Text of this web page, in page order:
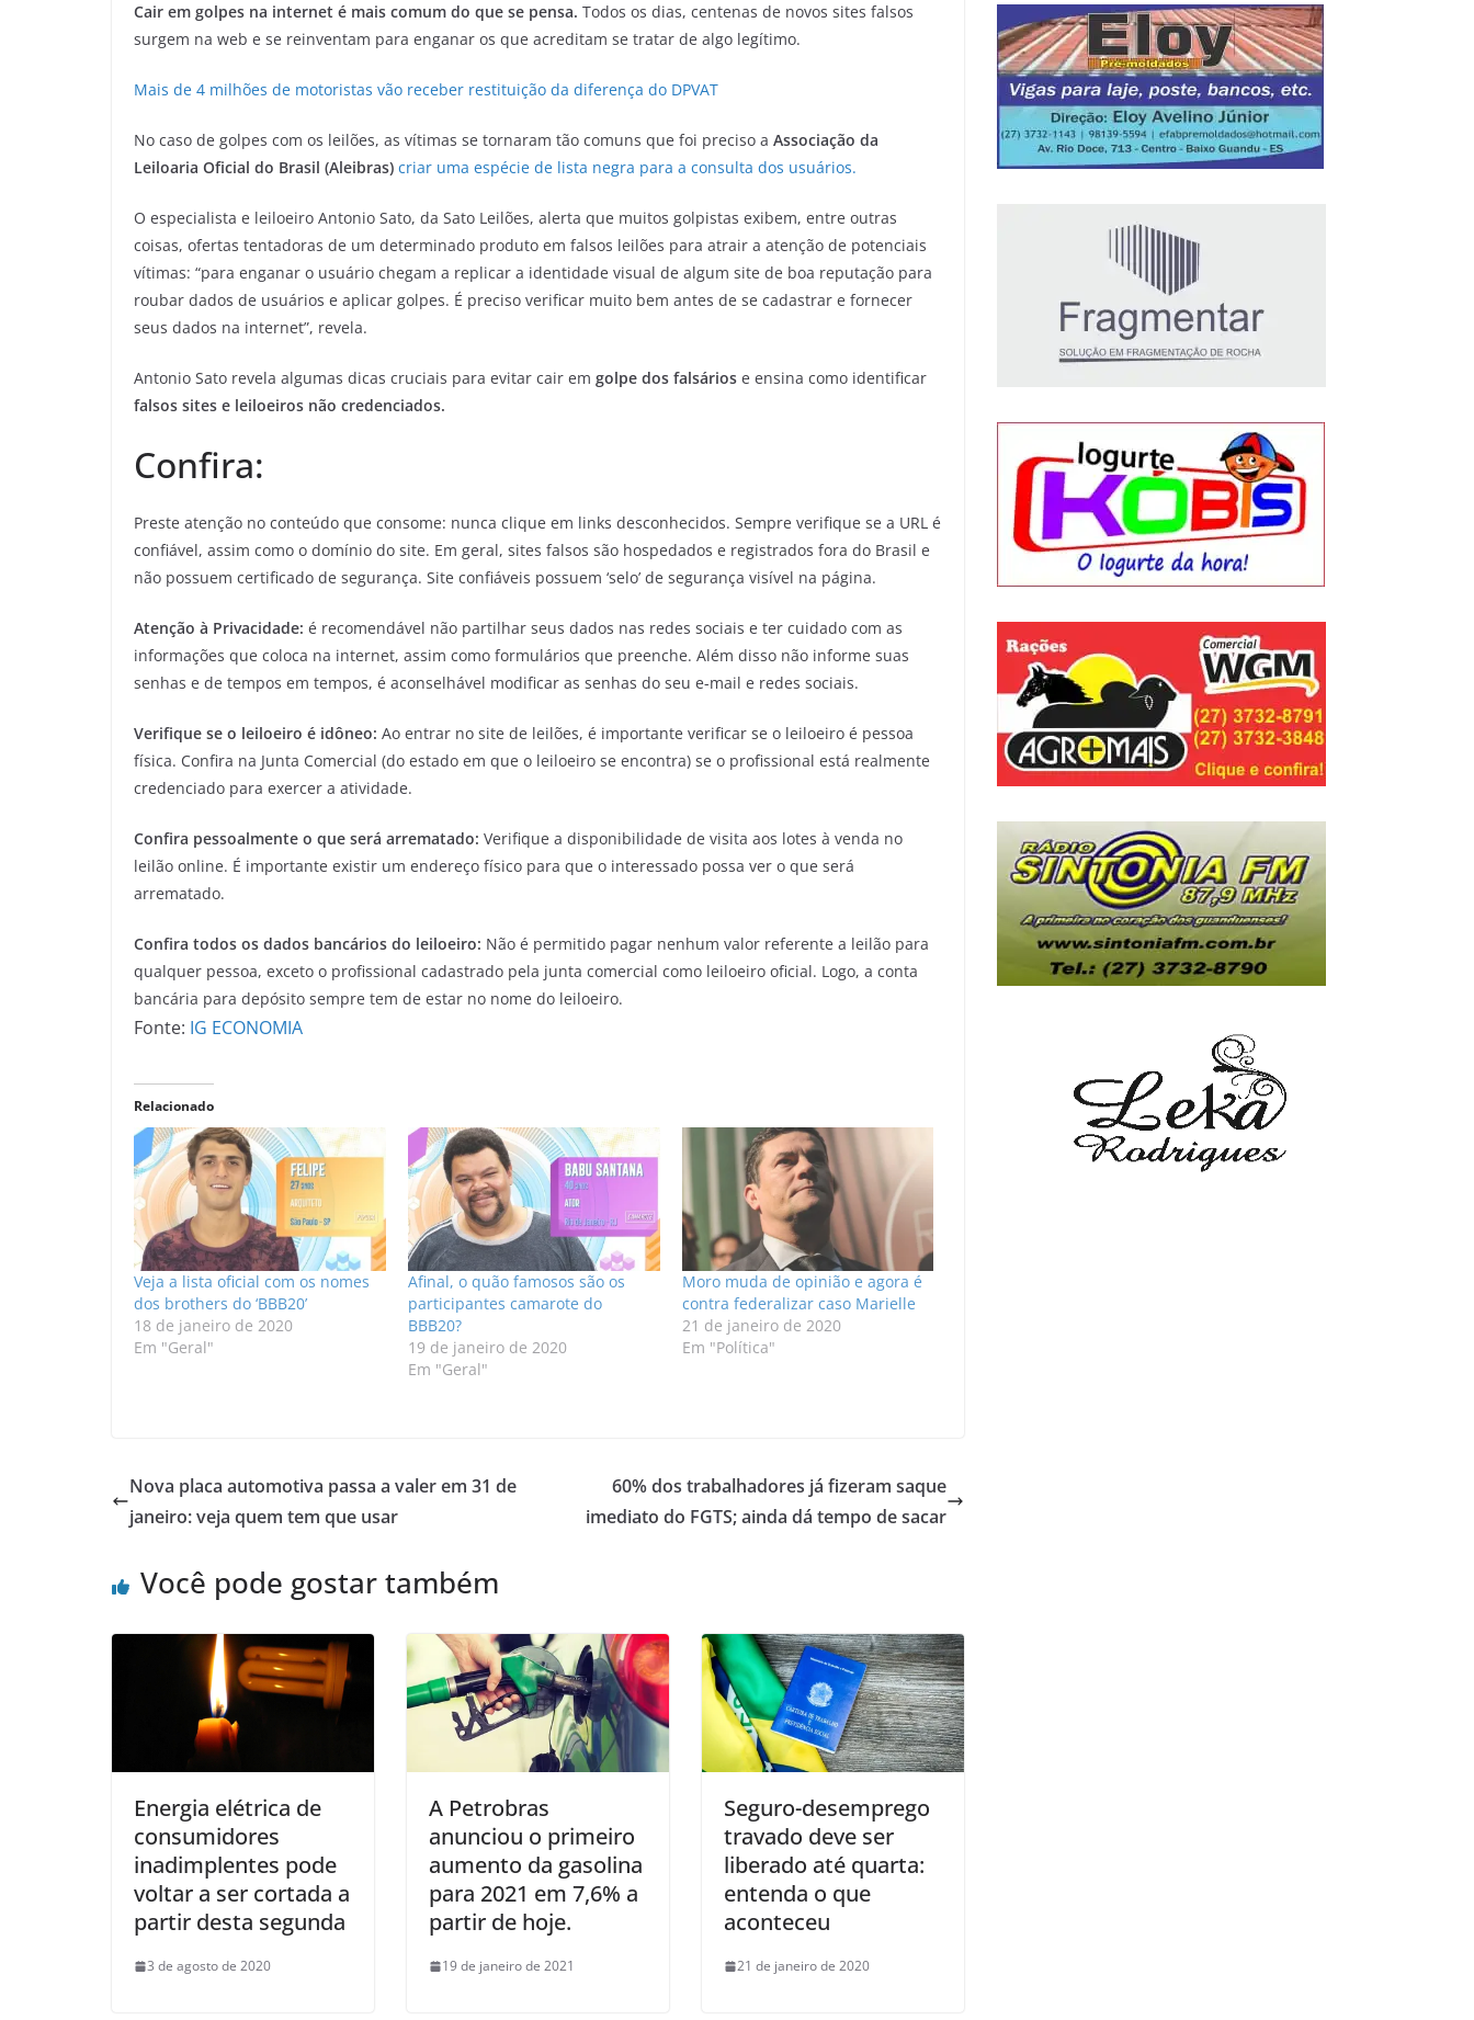
Cair em golpes na internet é mais comum do que se pensa. Todos os dias, centenas de novos sites falsos
surgem na web e se reinventam para enganar os que acreditam se tratar de algo legítimo.
Mais de 4 milhões de motoristas vão receber restituição da diferença do DPVAT
No caso de golpes com os leilões, as vítimas se tornaram tão comuns que foi preciso a Associação da
Leiloaria Oficial do Brasil (Aleibras) criar uma espécie de lista negra para a consulta dos usuários.
O especialista e leiloeiro Antonio Sato, da Sato Leilões, alerta que muitos golpistas exibem, entre outras
coisas, ofertas tentadoras de um determinado produto em falsos leilões para atrair a atenção de potenciais
vítimas: “para enganar o usuário chegam a replicar a identidade visual de algum site de boa reputação para
roubar dados de usuários e aplicar golpes. É preciso verificar muito bem antes de se cadastrar e fornecer
seus dados na internet”, revela.
Antonio Sato revela algumas dicas cruciais para evitar cair em golpe dos falsários e ensina como identificar
falsos sites e leiloeiros não credenciados.
Confira:
Preste atenção no conteúdo que consome: nunca clique em links desconhecidos. Sempre verifique se a URL é
confiável, assim como o domínio do site. Em geral, sites falsos são hospedados e registrados fora do Brasil e
não possuem certificado de segurança. Site confiáveis possuem ‘selo’ de segurança visível na página.
Atenção à Privacidade: é recomendável não partilhar seus dados nas redes sociais e ter cuidado com as
informações que coloca na internet, assim como formulários que preenche. Além disso não informe suas
senhas e de tempos em tempos, é aconselhável modificar as senhas do seu e-mail e redes sociais.
Verifique se o leiloeiro é idôneo: Ao entrar no site de leilões, é importante verificar se o leiloeiro é pessoa
física. Confira na Junta Comercial (do estado em que o leiloeiro se encontra) se o profissional está realmente
credenciado para exercer a atividade.
Confira pessoalmente o que será arrematado: Verifique a disponibilidade de visita aos lotes à venda no
leilão online. É importante existir um endereço físico para que o interessado possa ver o que será
arrematado.
Confira todos os dados bancários do leiloeiro: Não é permitido pagar nenhum valor referente a leilão para
qualquer pessoa, exceto o profissional cadastrado pela junta comercial como leiloeiro oficial. Logo, a conta
bancária para depósito sempre tem de estar no nome do leiloeiro.
Fonte: IG ECONOMIA
Relacionado
Veja a lista oficial com os nomes
dos brothers do ‘BBB20’
18 de janeiro de 2020
Em "Geral"
Afinal, o quão famosos são os
participantes camarote do
BBB20?
19 de janeiro de 2020
Em "Geral"
Moro muda de opinião e agora é
contra federalizar caso Marielle
21 de janeiro de 2020
Em "Política"
Nova placa automotiva passa a valer em 31 de
janeiro: veja quem tem que usar
60% dos trabalhadores já fizeram saque
imediato do FGTS; ainda dá tempo de sacar
Você pode gostar também
Energia elétrica de
consumidores
inadimplentes pode
voltar a ser cortada a
partir desta segunda
3 de agosto de 2020
A Petrobras
anunciou o primeiro
aumento da gasolina
para 2021 em 7,6% a
partir de hoje.
19 de janeiro de 2021
Seguro-desemprego
travado deve ser
liberado até quarta:
entenda o que
aconteceu
21 de janeiro de 2020